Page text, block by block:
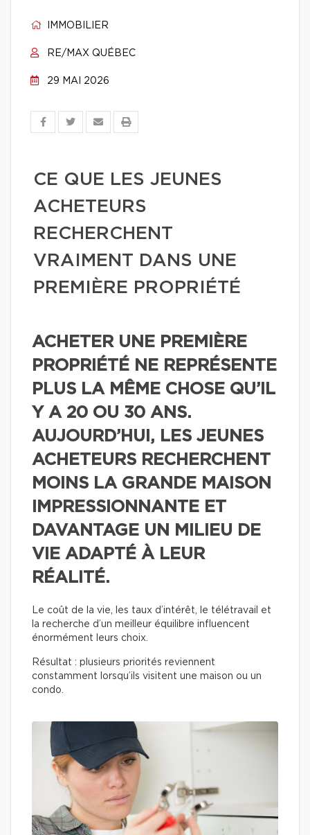
IMMOBILIER
RE/MAX QUÉBEC
29 MAI 2026
CE QUE LES JEUNES
ACHETEURS
RECHERCHENT
VRAIMENT DANS UNE
PREMIÈRE PROPRIÉTÉ
ACHETER UNE PREMIÈRE
PROPRIÉTÉ NE REPRÉSENTE
PLUS LA MÊME CHOSE QU’IL
Y A 20 OU 30 ANS.
AUJOURD’HUI, LES JEUNES
ACHETEURS RECHERCHENT
MOINS LA GRANDE MAISON
IMPRESSIONNANTE ET
DAVANTAGE UN MILIEU DE
VIE ADAPTÉ À LEUR
RÉALITÉ.
Le coût de la vie, les taux d’intérêt, le télétravail et
la recherche d’un meilleur équilibre influencent
énormément leurs choix.
Résultat : plusieurs priorités reviennent
constamment lorsqu’ils visitent une maison ou un
condo.